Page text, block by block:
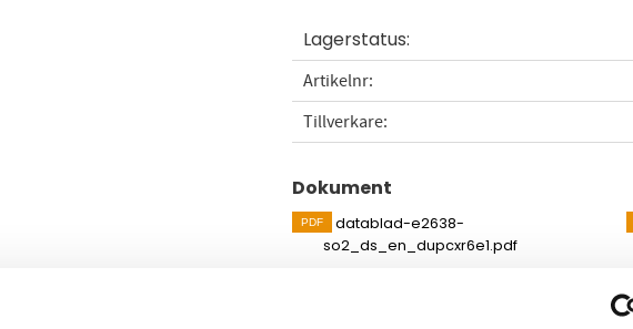
Lagerstatus
Artikelnr
Tillverkare
Dokument
datablad-e2638-
so2_ds_en_dupcxr6e1.pdf